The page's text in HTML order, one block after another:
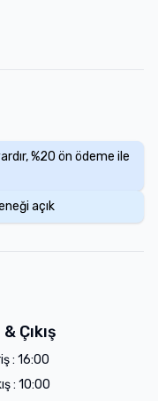
%20 ön ödeme ile
açık
Çıkış
: 16:00
: 10:00